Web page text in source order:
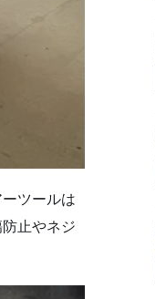
ツールは
止やネジ